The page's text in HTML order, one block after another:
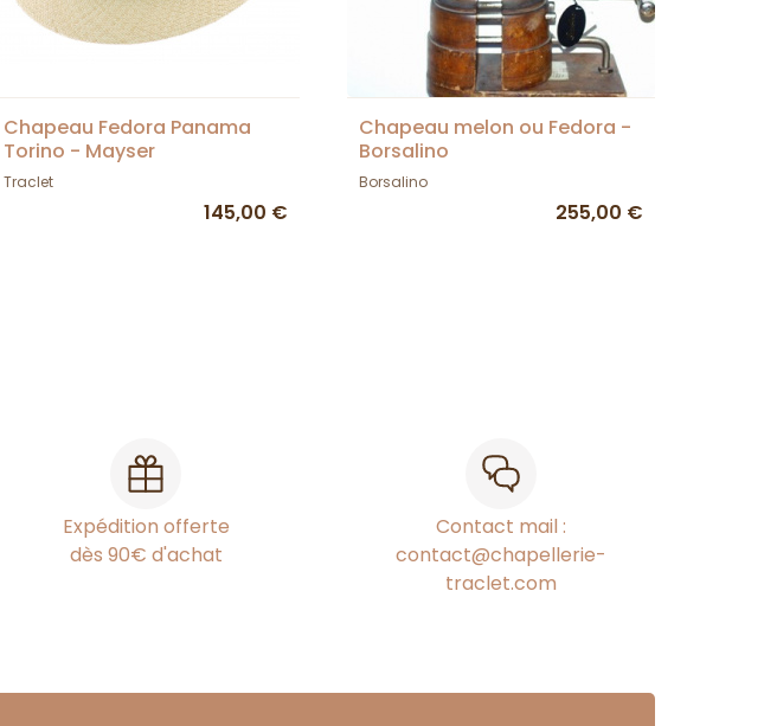
Chapeau Fedora Panama
Torino - Mayser
Traclet
145,00 €
Chapeau melon ou Fedora -
Borsalino
Borsalino
255,00 €
Expédition offerte
dès 90€ d'achat
Contact mail :
contact@chapellerie-
traclet.com